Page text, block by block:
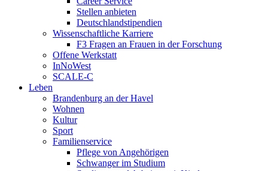
Stellen anbieten
Deutschlandstipendien
Wissenschaftliche Karriere
F3 Fragen an Frauen in der Forschung
Offene Werkstatt
InNoWest
SCALE-C
Leben
Brandenburg an der Havel
Wohnen
Kultur
Sport
Familienservice
Pflege von Angehörigen
Schwanger im Studium